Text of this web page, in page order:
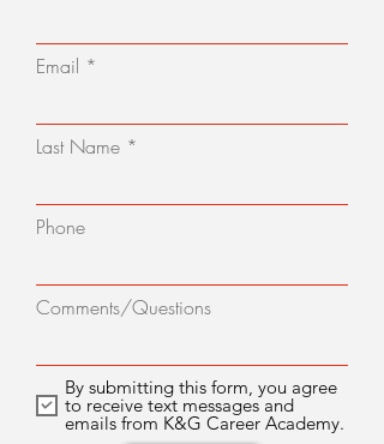
Email
Last Name
Phone
Comments/Questions
By submitting this form, you agree
to receive text messages and
emails from K&G Career Academy.